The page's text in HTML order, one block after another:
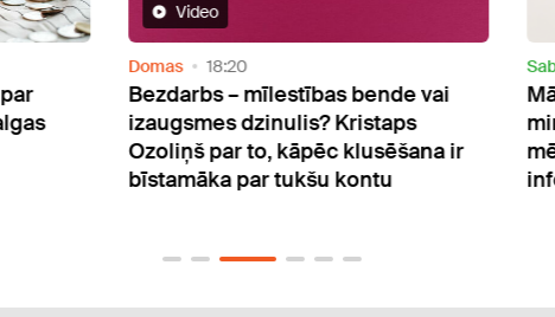
Video
Domas 18:20
Bezdarbs – mīlestības bende vai
izaugsmes dzinulis? Kristaps
Ozoliņš par to, kāpēc klusēšana ir
bīstamāka par tukšu kontu
Māte
miris;